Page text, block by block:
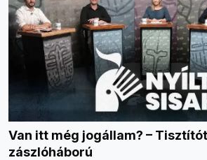
Van itt még jogállam? –
zászlóháború